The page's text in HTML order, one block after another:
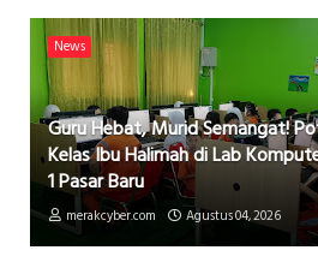
News
Guru Hebat, Murid Semangat!
Kelas Ibu Halimah di Lab
1 Pasar Baru
merakcyber.com Agustus 04, 2026